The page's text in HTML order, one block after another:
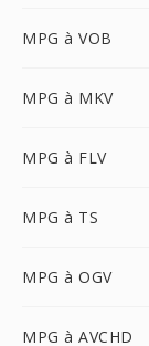
MPG à VOB
MPG à MKV
MPG à FLV
MPG à TS
MPG à OGV
MPG à AVCHD